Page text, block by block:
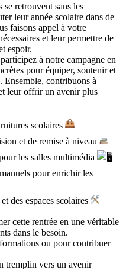
se retrouvent sans les
leur année scolaire dans de
faisons appel à votre
et leur permettre de
espoir.
à notre campagne en
pour équiper, soutenir et
Ensemble, contribuons à
leur offrir un avenir plus
scolaires
et de remise à niveau
les salles multimédia
pour enrichir les
des espaces scolaires
cette rentrée en une véritable
dans le besoin.
ou pour contribuer
tremplin vers un avenir